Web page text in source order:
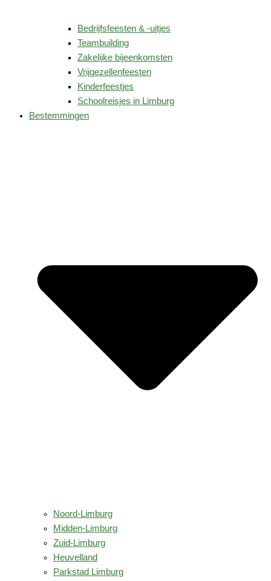
Bedrijfsfeesten & -uitjes
Teambuilding
Zakelijke bijeenkomsten
Vrijgezellenfeesten
Kinderfeestjes
Schoolreisjes in Limburg
Bestemmingen
Noord-Limburg
Midden-Limburg
Zuid-Limburg
Heuvelland
Parkstad Limburg